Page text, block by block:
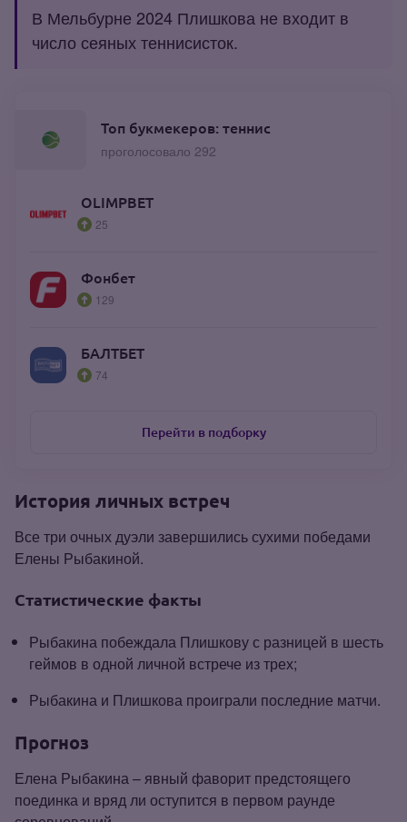
В Мельбурне 2024 Плишкова не входит в
число сеяных теннисисток.
Топ букмекеров: теннис
проголосовало 292
OLIMPBET
25
Фонбет
129
БАЛТБЕТ
74
Перейти в подборку
История личных встреч
Все три очных дуэли завершились сухими победами
Елены Рыбакиной.
Статистические факты
Рыбакина побеждала Плишкову с разницей в шесть
геймов в одной личной встрече из трех;
Рыбакина и Плишкова проиграли последние матчи.
Прогноз
Елена Рыбакина – явный фаворит предстоящего
поединка и вряд ли оступится в первом раунде